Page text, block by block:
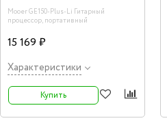
Mooer GE150-Plus-Li Гитарный
процессор, портативный
15 169 ₽
Характеристики
Купить